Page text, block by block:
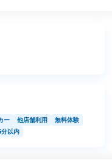
ー 他店舗利用
無料体験
以内